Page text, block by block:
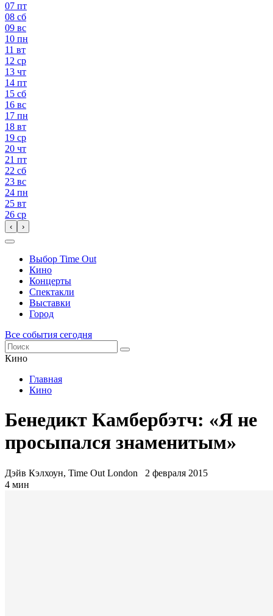
07 пт
08 сб
09 вс
10 пн
11 вт
12 ср
13 чт
14 пт
15 сб
16 вс
17 пн
18 вт
19 ср
20 чт
21 пт
22 сб
23 вс
24 пн
25 вт
26 ср
‹ ›
Выбор Time Out
Кино
Концерты
Спектакли
Выставки
Город
Все события сегодня
Кино
Главная
Кино
Бенедикт Камбербэтч: «Я не
просыпался знаменитым»
Дэйв Кэлхоун, Time Out London
2 февраля 2015
4 мин